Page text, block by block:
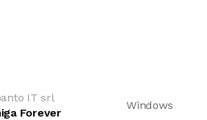
IT srl
Forever
Windows